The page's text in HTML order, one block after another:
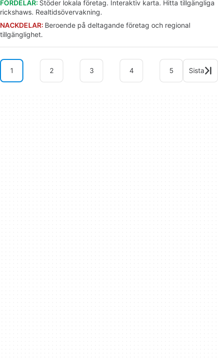
FÖRDELAR: Stöder lokala företag. Interaktiv karta. Hitta tillgängliga
rickshaws. Realtidsövervakning.
NACKDELAR: Beroende på deltagande företag och regional
tillgänglighet.
1 2 3 4 5 Sista